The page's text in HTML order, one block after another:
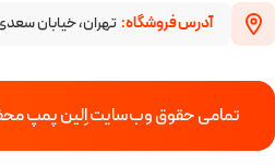
آدرس فروشگاه: تهران، خیابان
تمامی حقوق وب‌سایت اِلین پمپ